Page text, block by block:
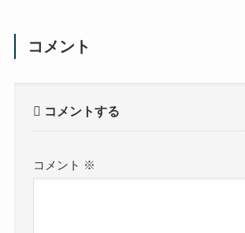
コメント
コメントする
コメント ※